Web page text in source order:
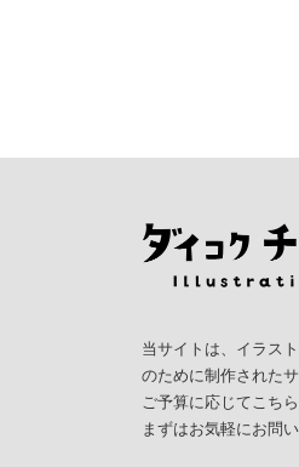
当サイトは、イラス
のために制作された
ご予算に応じてこち
まずはお気軽にお問